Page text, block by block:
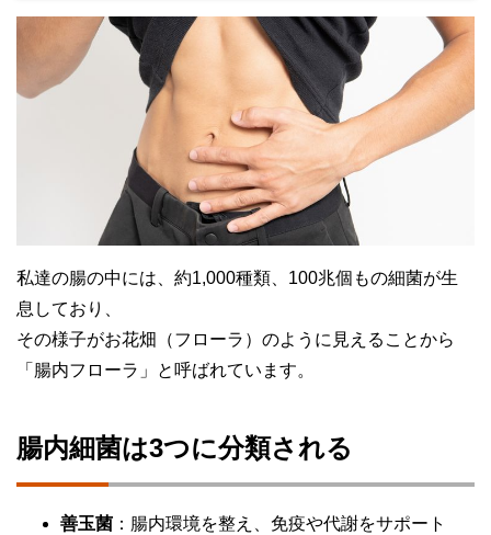
私達の腸の中には、約1,000種類、100兆個もの細菌が生
息しており、
その様子がお花畑（フローラ）のように見えることから
「腸内フローラ」と呼ばれています。
腸内細菌は3つに分類される
善玉菌 ：腸内環境を整え、免疫や代謝をサポート